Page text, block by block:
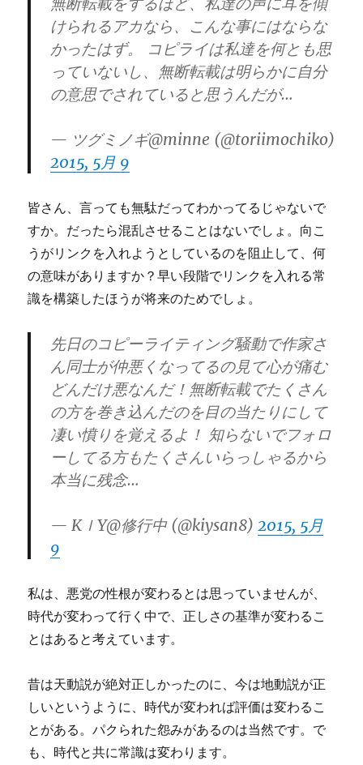
けられるアカなら、こんな事にはならな
かったはず。 コピライは私達を何とも思
っていないし、無断転載は明らかに自分
の意思でされていると思うんだが…
— ツグミノギ@minne (@toriimochiko)
2015, 5月 9
皆さん、言っても無駄だってわかってるじゃないで
すか。だったら混乱させることはないでしょ。向こ
うがリンクを入れようとしているのを阻止して、何
の意味がありますか？早い段階でリンクを入れる常
識を構築したほうが将来のためでしょ。
先日のコピーライティング騒動で作家さ
ん同士が仲悪くなってるの見て心が痛む
どんだけ悪なんだ！無断転載でたくさん
の方を巻き込んだのを目の当たりにして
凄い憤りを覚えるよ！ 知らないでフォロ
ーしてる方もたくさんいらっしゃるから
本当に残念…
— KｌY@修行中 (@kiysan8)2015, 5月
9
私は、悪党の性根が変わるとは思っていませんが、
時代が変わって行く中で、正しさの基準が変わるこ
とはあると考えています。
昔は天動説が絶対正しかったのに、今は地動説が正
しいというように、時代が変われば評価は変わるこ
とがある。パクられた怨みがあるのは当然です。で
も、時代と共に常識は変わります。